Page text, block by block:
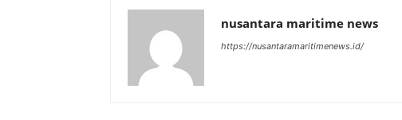
nusantara maritime news
https://nusantaramaritimenews.id/